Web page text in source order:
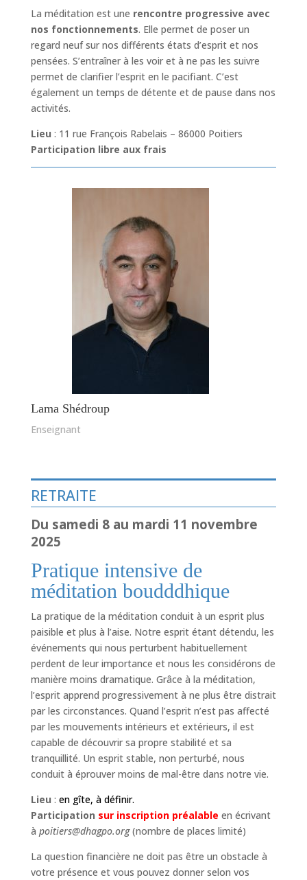
La méditation est une rencontre progressive avec
nos fonctionnements. Elle permet de poser un
regard neuf sur nos différents états d’esprit et nos
pensées. S’entraîner à les voir et à ne pas les suivre
permet de clarifier l’esprit en le pacifiant. C’est
également un temps de détente et de pause dans nos
activités.
Lieu : 11 rue François Rabelais – 86000 Poitiers
Participation libre aux frais
Lama Shédroup
Enseignant
RETRAITE
Du samedi 8 au mardi 11 novembre
2025
Pratique intensive de
méditation boudddhique
La pratique de la méditation conduit à un esprit plus
paisible et plus à l’aise. Notre esprit étant détendu, les
événements qui nous perturbent habituellement
perdent de leur importance et nous les considérons de
manière moins dramatique. Grâce à la méditation,
l’esprit apprend progressivement à ne plus être distrait
par les circonstances. Quand l’esprit n’est pas affecté
par les mouvements intérieurs et extérieurs, il est
capable de découvrir sa propre stabilité et sa
tranquillité. Un esprit stable, non perturbé, nous
conduit à éprouver moins de mal-être dans notre vie.
Lieu : en gîte, à définir.
Participation sur inscription préalable en écrivant
à poitiers@dhagpo.org(nombre de places limité)
La question financière ne doit pas être un obstacle à
votre présence et vous pouvez donner selon vos